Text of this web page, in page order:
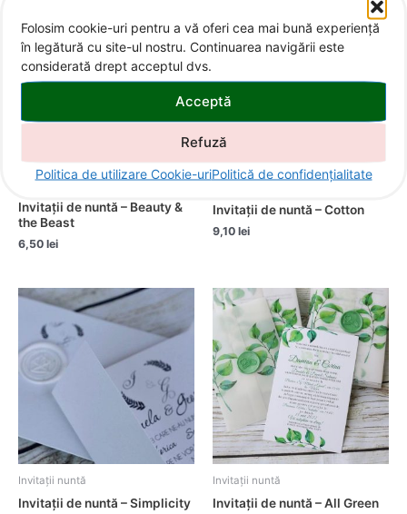
Folosim cookie-uri pentru a vă oferi cea mai bună experiență
în legătură cu site-ul nostru. Continuarea navigării este
considerată drept acceptul dvs.
Acceptă
Refuză
Politica de utilizare Cookie-uriPolitică de confidențialitate
Invitații de nuntă – Beauty &
the Beast
6,50 lei
Invitații de nuntă – Cotton
9,10 lei
Invitații nuntă
Invitații de nuntă – Simplicity
Invitații nuntă
Invitații de nuntă – All Green